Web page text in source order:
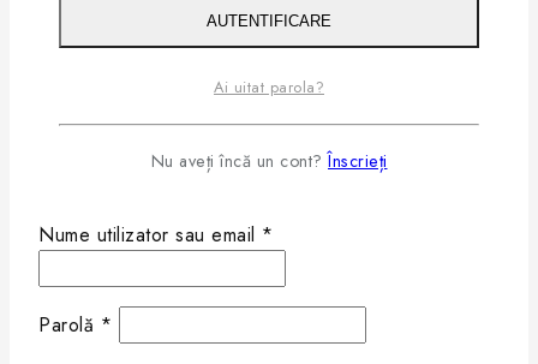
conectatpentru a posta o recenzie.
Nume utilizator sau email *
Parolă *
AUTENTIFICARE
Ai uitat parola?
Nu aveți încă un cont?Înscrieți